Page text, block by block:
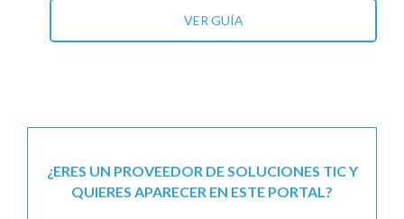
VER GUÍA
¿ERES UN PROVEEDOR DE SOLUCIONES TIC Y
QUIERES APARECER EN ESTE PORTAL?